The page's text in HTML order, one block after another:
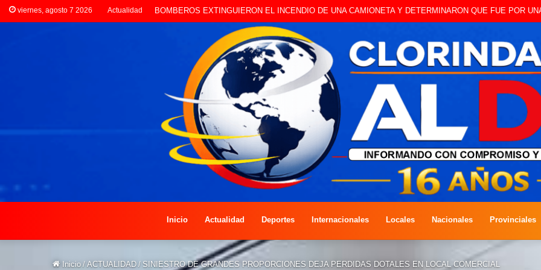
viernes, agosto 7 2026 Actualidad LA POLICÍA INVESTIGA ROBO A CAMBISTA OCURRIDO ESTE JUEVES
Inicio Actualidad Deportes Internacionales Locales Nacionales Provinciales
Inicio / ACTUALIDAD / SINIESTRO DE GRANDES PROPORCIONES DEJA PERDIDAS DOTALES EN LOCAL COMERCIAL